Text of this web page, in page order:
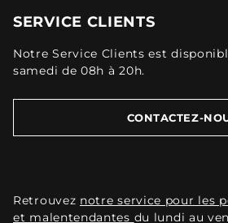
SERVICE CLIENTS
Notre Service Clients est
samedi de 08h à 20h.
CONTACTEZ-
Retrouvez notre service pour les
et malentendantes du lundi au